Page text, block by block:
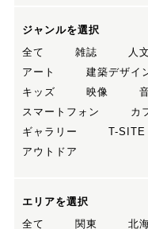
ジャンルを選択
全て
雑誌 人文
アート
建築デザイ
キッズ
映像
スマートフォン
カ
ギャラリー
T-SITE
アウトドア
エリアを選択
全て
関東 北